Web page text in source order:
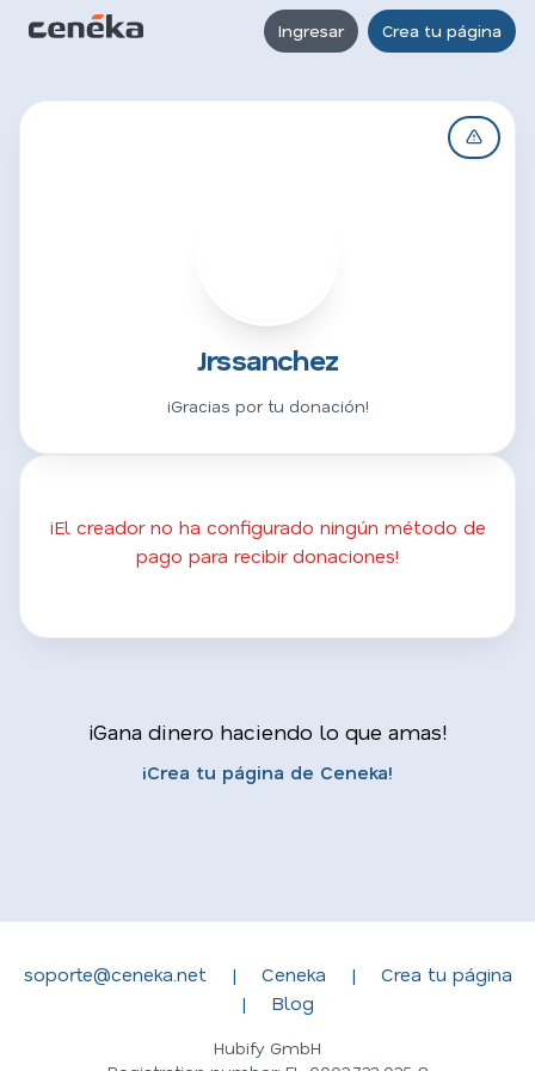
Ingresar Crea tu página
Jrssanchez
¡Gracias por tu donación!
¡El creador no ha configurado ningún método de
pago para recibir donaciones!
¡Gana dinero haciendo lo que amas!
¡Crea tu página de Ceneka!
soporte@ceneka.net | Ceneka |
Crea tu página
|
Blog
Hubify GmbH